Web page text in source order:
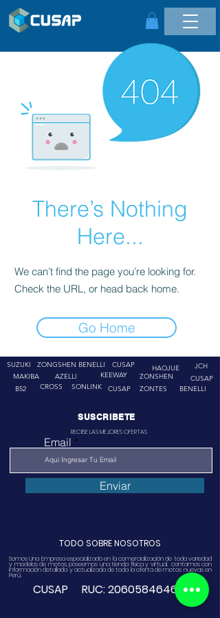
There’s Nothing
Here...
We can’t find the page you’re looking for.
Check the URL, or head back home.
Go Home
SUZUKI
ZONGSHEN
MAKIBA
AZELLI
BENELLI
CUSAP
KEEWAY
B52
CROSS SONLINK CUSAP
HAOJUE
JCH
ZONSHEN
ZONTES
CUSAP
BENELLI
SUSCRIBETE
RECIBE LAS MEJORES OFERTAS
Email
Enviar
TODO SOBRE NOSOTROS
Somos Una Empresa especializado en la comercialización de toda variedad
y modelos de motos, poseemos una tienda física y virtual. contamos con
información detallada y actualizada de toda la oferta de motos nuevas en
Perú.
CUSAP RUC:20605846468